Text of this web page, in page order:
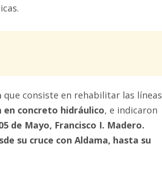
que consiste en rehabilitar las líneas
en concreto hidráulico, e indicaron
de Mayo, Francisco I. Madero.
su cruce con Aldama, hasta su